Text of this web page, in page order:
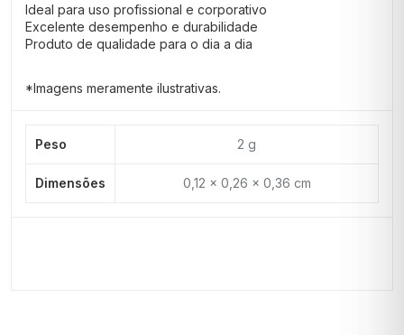
Ideal para uso profissional e corporativo
Excelente desempenho e durabilidade
Produto de qualidade para o dia a dia
*Imagens meramente ilustrativas.
Peso 2 g
Dimensões 0,12 × 0,26 × 0,36 cm